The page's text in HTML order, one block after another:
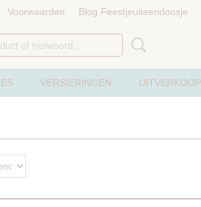
Voorwaarden Blog Feestjeuiteendoosje
VERSIERINGEN UITVERKOOP